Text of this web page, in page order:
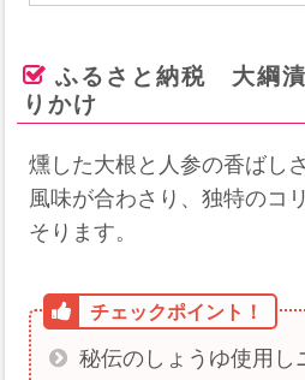
ふるさと納税 大綱
りかけ
燻した大根と人参の香ばし
風味が合わさり、独特のコ
そります。
秘伝のしょうゆ使用し